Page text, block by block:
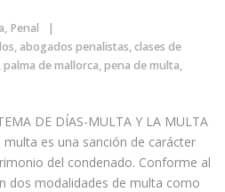
, Penal
, abogados penalistas,clases de
,palma de mallorca,pena de multa,
DE DÍAS-MULTA Y LA MULTA
multa es una sanción de carácter
del condenado. Conforme al
dos modalidades de multa como